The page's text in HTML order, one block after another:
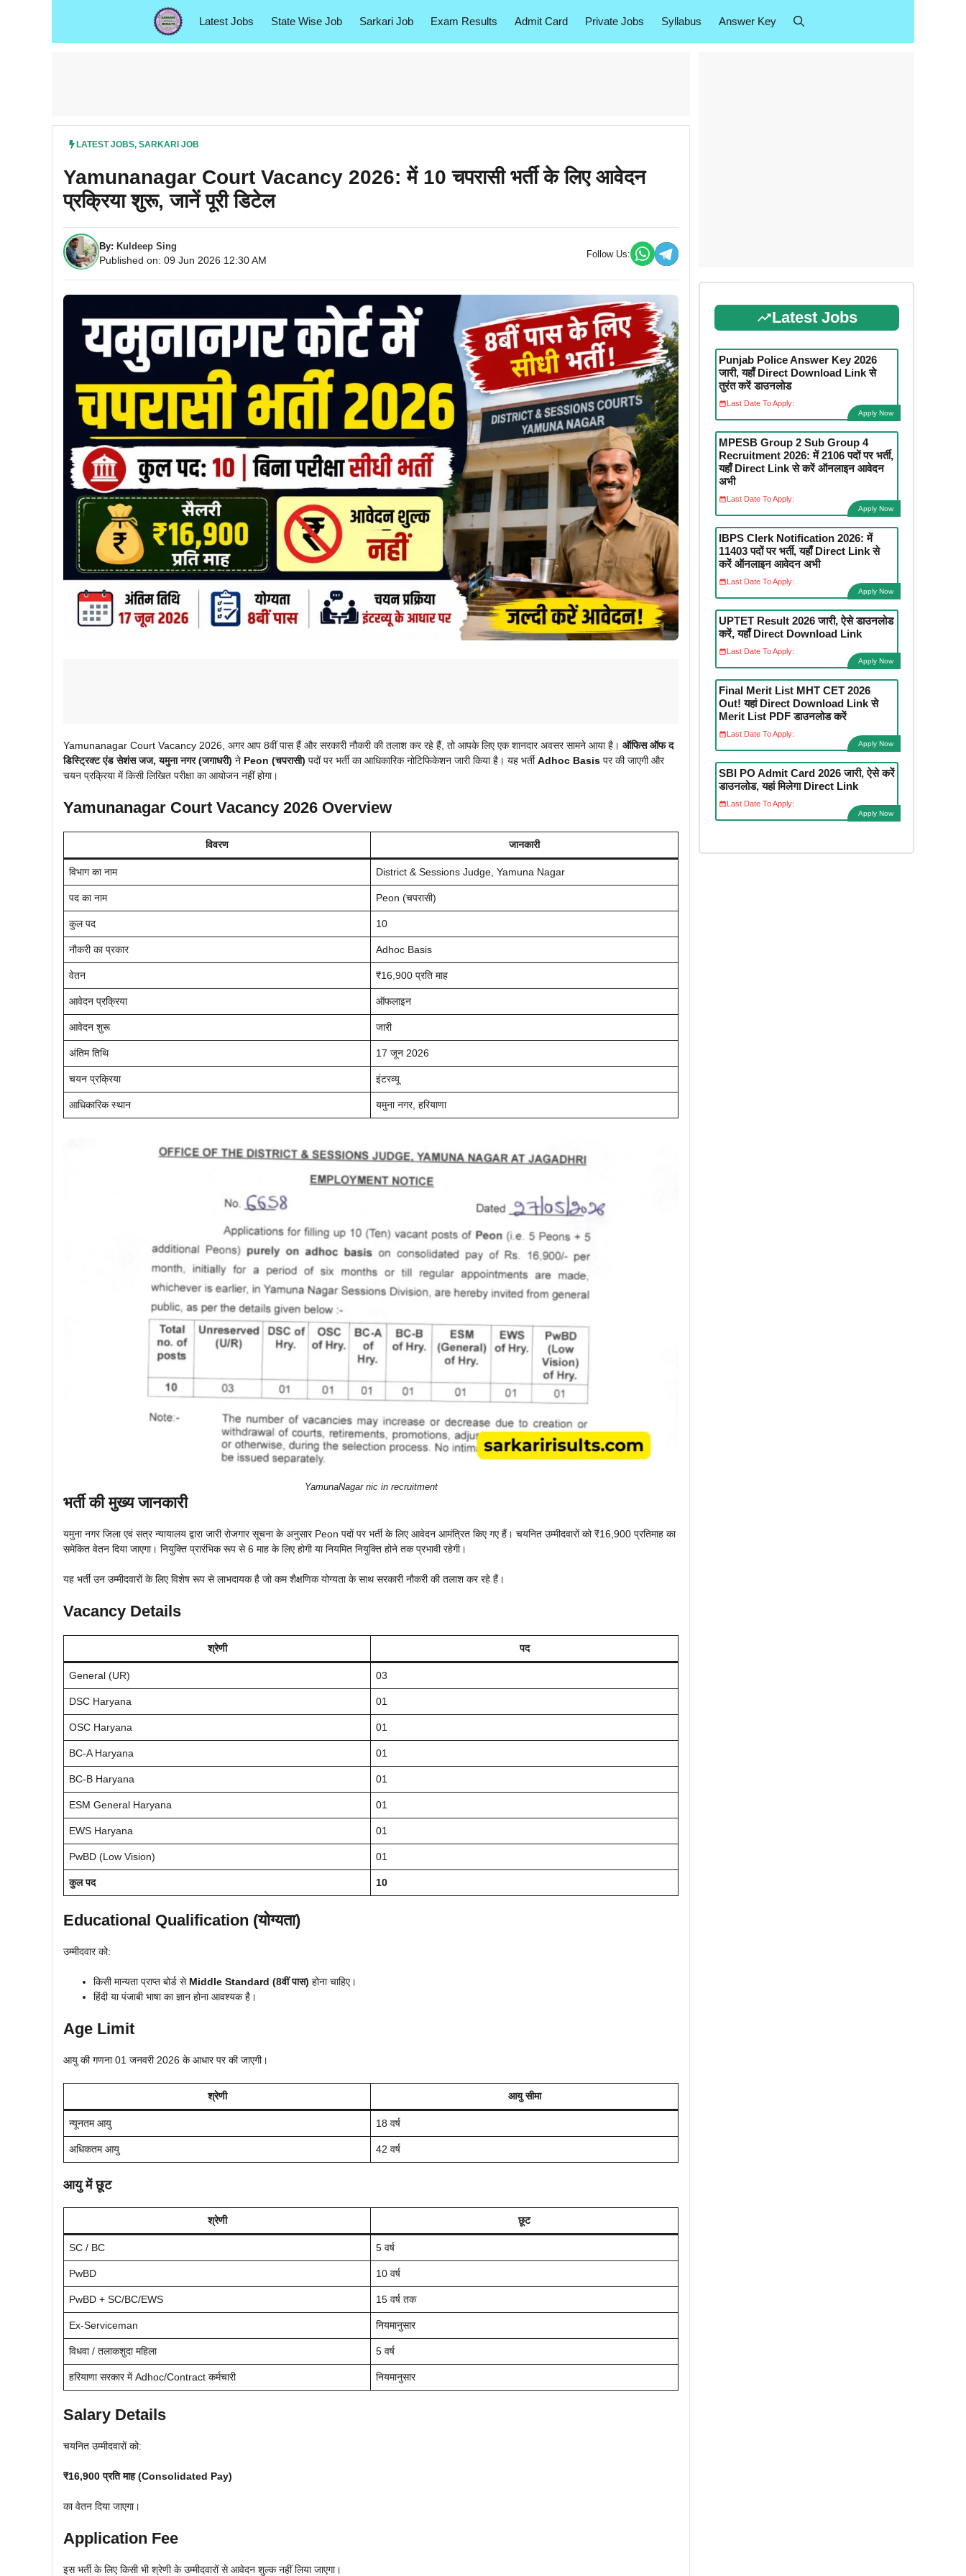
Latest Jobs State Wise Job Sarkari Job Exam Results Admit Card Private Jobs Syllabus Answer Key
LATEST JOBS, SARKARI JOB
Yamunanagar Court Vacancy 2026: में 10 चपरासी भर्ती के लिए आवेदन
प्रक्रिया शुरू, जानें पूरी डिटेल
By: Kuldeep Sing
Published on: 09 Jun 2026 12:30 AM
Follow Us:
Yamunanagar Court Vacancy 2026, अगर आप 8वीं पास हैं और सरकारी नौकरी की तलाश कर रहे हैं, तो आपके लिए एक शानदार अवसर सामने आया है। ऑफिस ऑफ द
डिस्ट्रिक्ट एंड सेशंस जज, यमुना नगर (जगाधरी) ने Peon (चपरासी) पदों पर भर्ती का आधिकारिक नोटिफिकेशन जारी किया है। यह भर्तीAdhoc Basis पर की जाएगी और
चयन प्रक्रिया में किसी लिखित परीक्षा का आयोजन नहीं होगा।
Yamunanagar Court Vacancy 2026 Overview
विवरण जानकारी
विभाग का नाम District & Sessions Judge, Yamuna Nagar
पद का नाम Peon (चपरासी)
कुल पद 10
नौकरी का प्रकार Adhoc Basis
वेतन ₹16,900 प्रति माह
आवेदन प्रक्रिया ऑफलाइन
आवेदन शुरू जारी
अंतिम तिथि 17 जून 2026
चयन प्रक्रिया इंटरव्यू
आधिकारिक स्थान यमुना नगर, हरियाणा
YamunaNagar nic in recruitment
भर्ती की मुख्य जानकारी
यमुना नगर जिला एवं सत्र न्यायालय द्वारा जारी रोजगार सूचना के अनुसार Peon पदों पर भर्ती के लिए आवेदन आमंत्रित किए गए हैं। चयनित उम्मीदवारों को ₹16,900 प्रतिमाह का
समेकित वेतन दिया जाएगा। नियुक्ति प्रारंभिक रूप से 6 माह के लिए होगी या नियमित नियुक्ति होने तक प्रभावी रहेगी।
यह भर्ती उन उम्मीदवारों के लिए विशेष रूप से लाभदायक है जो कम शैक्षणिक योग्यता के साथ सरकारी नौकरी की तलाश कर रहे हैं।
Vacancy Details
श्रेणी पद
General (UR) 03
DSC Haryana 01
OSC Haryana 01
BC-A Haryana 01
BC-B Haryana 01
ESM General Haryana 01
EWS Haryana 01
PwBD (Low Vision) 01
कुल पद 10
Educational Qualification (योग्यता)
उम्मीदवार को:
किसी मान्यता प्राप्त बोर्ड से Middle Standard (8वीं पास) होना चाहिए।
हिंदी या पंजाबी भाषा का ज्ञान होना आवश्यक है।
Age Limit
आयु की गणना 01 जनवरी 2026 के आधार पर की जाएगी।
श्रेणी आयु सीमा
न्यूनतम आयु 18 वर्ष
अधिकतम आयु 42 वर्ष
आयु में छूट
श्रेणी छूट
SC / BC 5 वर्ष
PwBD 10 वर्ष
PwBD + SC/BC/EWS 15 वर्ष तक
Ex-Serviceman नियमानुसार
विधवा / तलाकशुदा महिला 5 वर्ष
हरियाणा सरकार में Adhoc/Contract कर्मचारी नियमानुसार
Salary Details
चयनित उम्मीदवारों को:
₹16,900 प्रति माह (Consolidated Pay)
का वेतन दिया जाएगा।
Application Fee
इस भर्ती के लिए किसी भी श्रेणी के उम्मीदवारों से आवेदन शुल्क नहीं लिया जाएगा।
Latest Jobs
Punjab Police Answer Key 2026
जारी, यहाँ Direct Download Link से
तुरंत करें डाउनलोड
Last Date To Apply:
Apply Now
MPESB Group 2 Sub Group 4
Recruitment 2026: में 2106 पदों पर भर्ती,
यहाँ Direct Link से करें ऑनलाइन आवेदन
अभी
Last Date To Apply:
Apply Now
IBPS Clerk Notification 2026: में
11403 पदों पर भर्ती, यहाँ Direct Link से
करें ऑनलाइन आवेदन अभी
Last Date To Apply:
Apply Now
UPTET Result 2026 जारी, ऐसे डाउनलोड
करें, यहाँ Direct Download Link
Last Date To Apply:
Apply Now
Final Merit List MHT CET 2026
Out! यहां Direct Download Link से
Merit List PDF डाउनलोड करें
Last Date To Apply:
Apply Now
SBI PO Admit Card 2026 जारी, ऐसे करें
डाउनलोड, यहां मिलेगा Direct Link
Last Date To Apply:
Apply Now